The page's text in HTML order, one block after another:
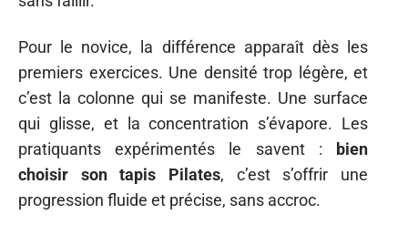
Pour le novice, la différence apparaît dès les
premiers exercices. Une densité trop légère, et
c’est la colonne qui se manifeste. Une surface
qui glisse, et la concentration s’évapore. Les
pratiquants expérimentés le savent : bien
choisir son tapis Pilates, c’est s’offrir une
progression fluide et précise, sans accroc.